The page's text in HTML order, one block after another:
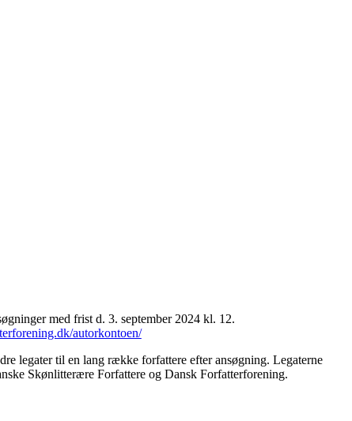
med frist d. 3. september 2024 kl. 12.
autorkontoen/
legater til en lang række forfattere efter ansøgning. Legaterne
Skønlitterære Forfattere og Dansk Forfatterforening.